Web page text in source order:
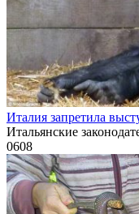
Италия запретила
Итальянские
0608